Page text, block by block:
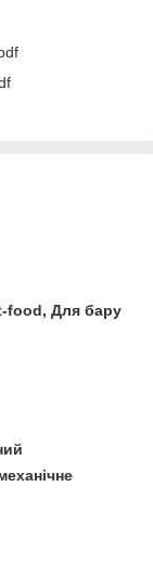
food, Для бару